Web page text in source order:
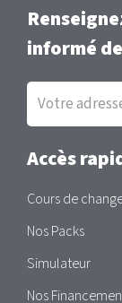
informé
Inscription
la
newsletter
Accès
Cours de
Nos Packs
Simulateur
Nos